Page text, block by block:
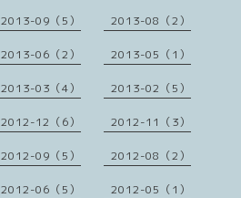
2013-09（5） 2013-08（2）
2013-06（2） 2013-05（1）
2013-03（4） 2013-02（5）
2012-12（6） 2012-11（3）
2012-09（5） 2012-08（2）
2012-06（5） 2012-05（1）